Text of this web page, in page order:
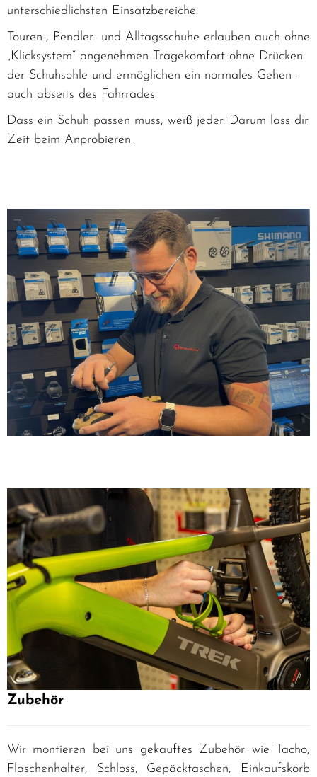
unterschiedlichsten Einsatzbereiche.
Touren-, Pendler- und Alltagsschuhe erlauben auch ohne
„Klicksystem“ angenehmen Tragekomfort ohne Drücken
der Schuhsohle und ermöglichen ein normales Gehen -
auch abseits des Fahrrades.
Dass ein Schuh passen muss, weiß jeder. Darum lass dir
Zeit beim Anprobieren.
Zubehör
Wir montieren bei uns gekauftes Zubehör wie Tacho,
Flaschenhalter, Schloss, Gepäcktaschen, Einkaufskorb